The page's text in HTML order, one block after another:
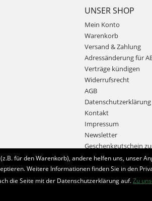
UNSER SHOP
Mein Konto
Warenkorb
Versand & Zahlung
Adressänderung für
Verträge kündigen
Widerrufsrecht
AGB
Datenschutzerklärung
Kontakt
Impressum
Newsletter
Geschenkgutschein
Bestellung widerrufen
für den Warenkorb), andere helfen uns, unser
Weitere Informationen finden Sie in den
die Seite mit der Datenschutzerklärung auf.Zu